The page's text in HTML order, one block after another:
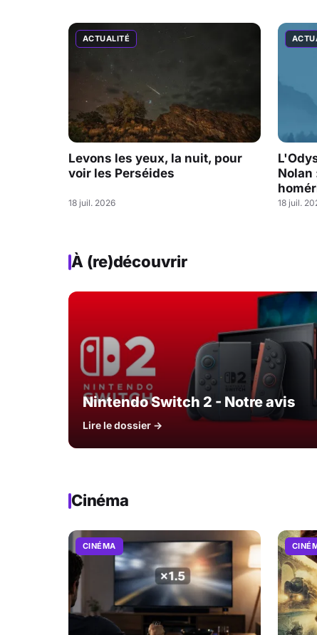
ACTUALITÉ
Levons les yeux, la nuit, pour
voir les Perséides
18 juil. 2026
Nolan
18 juil.
À (re)découvrir
Nintendo Switch 2 - Notre avis
Lire le dossier →
Cinéma
CINÉMA